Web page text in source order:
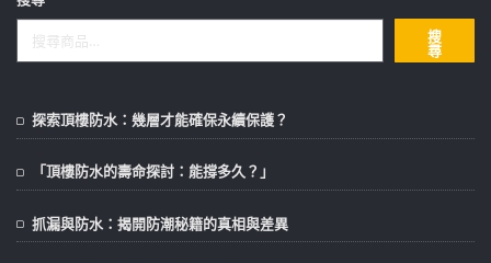
搜
尋
探索頂樓防水：幾層才能確保永續保護？
「頂樓防水的壽命探討：能撐多久？」
抓漏與防水：揭開防潮秘籍的真相與差異